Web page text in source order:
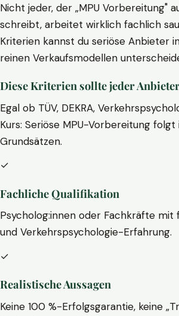
Nicht jeder, der „MPU Vorbereitung"
schreibt, arbeitet wirklich fachlich
Kriterien kannst du seriöse Anbieter
reinen Verkaufsmodellen
Diese Kriterien sollte jeder
Egal ob TÜV, DEKRA,
Kurs: Seriöse MPU-Vorbereitung
Grundsätzen.
✓
Fachliche Qualifikation
Psycholog:innen oder Fachkräfte mit
und Verkehrspsychologie-Erfahrung.
✓
Realistische Aussagen
Keine 100 %-Erfolgsgarantie, keine